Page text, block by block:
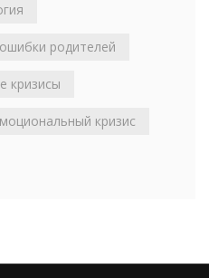
ошибки родителей
кризисы
кризис